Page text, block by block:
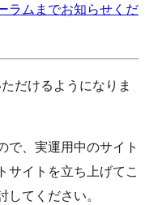
ラムまでお知らせくだ
だけるようになりま
で、実運用中のサイト
サイトを立ち上げてこ
てください。